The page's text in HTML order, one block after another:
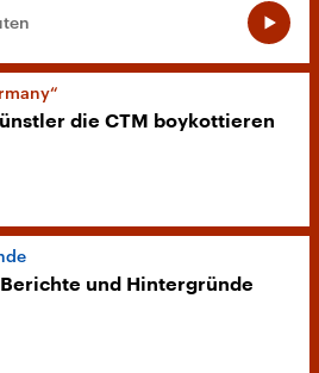
die CTM boy­kot­tie­ren
und Hintergründe